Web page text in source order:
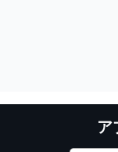
ア